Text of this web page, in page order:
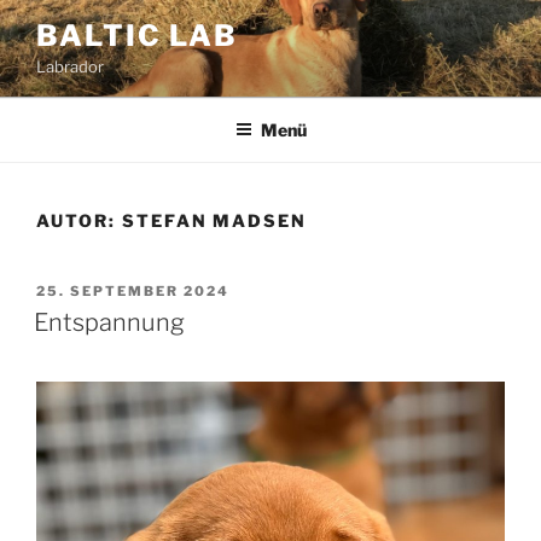
Zum
Inhalt
springen
BALTIC LAB
Labrador
Menü
AUTOR: STEFAN MADSEN
VERÖFFENTLICHT
AM
25. SEPTEMBER 2024
Entspannung